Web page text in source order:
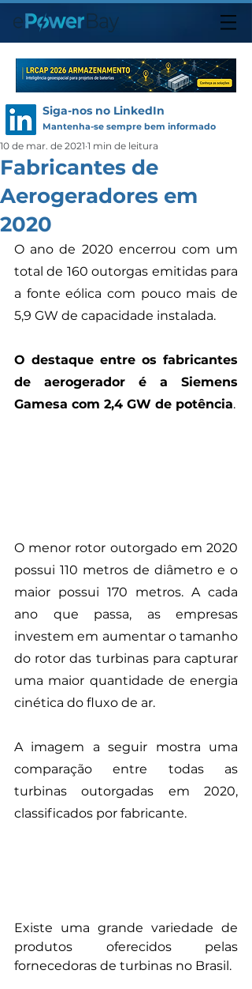
Siga-nos no LinkedIn
Mantenha-se sempre bem informado
Fabricantes de
Aerogeradores em
2020
10 de mar. de 2021 1 min de leitura
O ano de 2020 encerrou com um
total de 160 outorgas emitidas para
a fonte eólica com pouco mais de
5,9 GW de capacidade instalada.
O destaque entre os fabricantes
de aerogerador é a Siemens
Gamesa com 2,4 GW de potência.
O menor rotor outorgado em 2020
possui 110 metros de diâmetro e o
maior possui 170 metros. A cada
ano que passa, as empresas
investem em aumentar o tamanho
do rotor das turbinas para capturar
uma maior quantidade de energia
cinética do fluxo de ar.
A imagem a seguir mostra uma
comparação entre todas as
turbinas outorgadas em 2020,
classificados por fabricante.
Existe uma grande variedade de
produtos oferecidos pelas
fornecedoras de turbinas no Brasil.